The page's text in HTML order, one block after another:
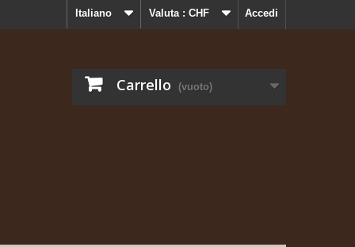
Accedi
Valuta : CHF
Italiano
Carrello (vuoto)